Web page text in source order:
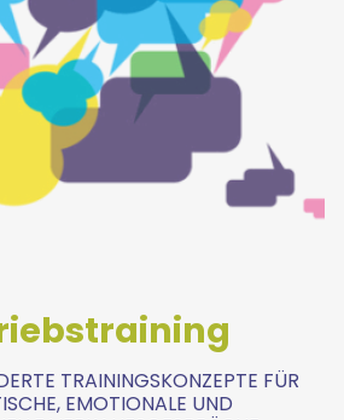
TRAININGSKONZEPTE FÜR A
EMOTIONALE UND P